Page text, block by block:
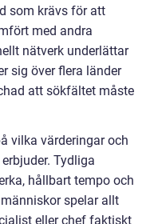
som krävs för att
med andra
nätverk underlättar
sig över flera länder
att sökfältet måste
vilka värderingar och
Tydliga
hållbart tempo och
spelar allt
eller chef faktiskt